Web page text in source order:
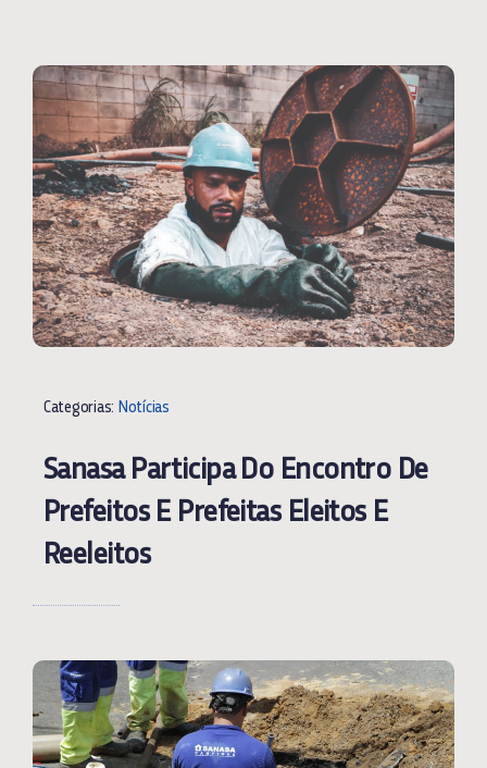
Categorias: Notícias
Sanasa Participa Do Encontro De
Prefeitos E Prefeitas Eleitos E
Reeleitos